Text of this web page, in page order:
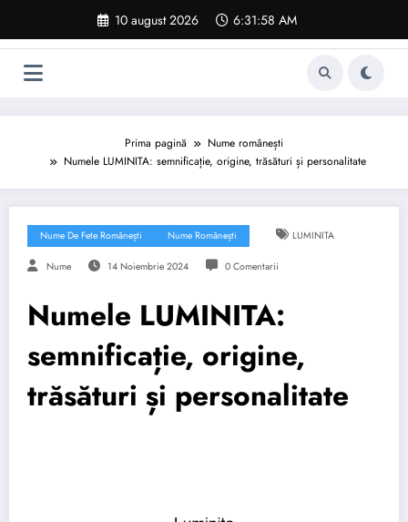
conținut
10 august 2026 6:31:59 AM
Prima pagină
Nume românești
Numele LUMINITA: semnificație, origine, trăsături și personalitate
Nume De Fete Românești Nume Românești LUMINITA
Nume 14 Noiembrie 2024 0 Comentarii
Numele LUMINITA:
semnificație, origine,
trăsături și personalitate